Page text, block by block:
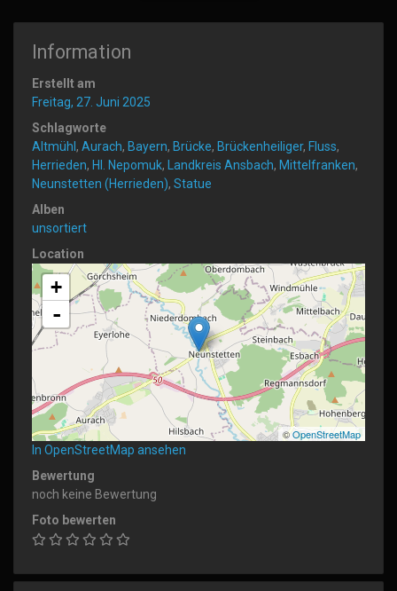
Information
Erstellt am
Freitag, 27. Juni 2025
Schlagworte
Altmühl , Aurach, Bayern, Brücke, Brückenheiliger, Fluss,
Herrieden, Hl. Nepomuk, Landkreis Ansbach, Mittelfranken,
Neunstetten (Herrieden), Statue
Alben
unsortiert
Location
+
-
©OpenStreetMap
In OpenStreetMap ansehen
Bewertung
noch keine Bewertung
Foto bewerten